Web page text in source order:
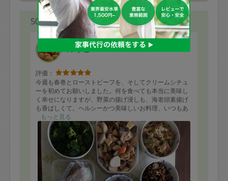
50代 女性より
のりこ
評価：
今週も春巻とローストビーフを、そしてクリームシチュ
ーを初めてお願いしました。何を食べても本当に美味し
く幸せになりますが、野菜の揚げ浸しも、海老頭素揚げ
も香ばしくて。ヘルシーかつ美味しいお料理、いつもあ
りがとうございます。
もっと見る